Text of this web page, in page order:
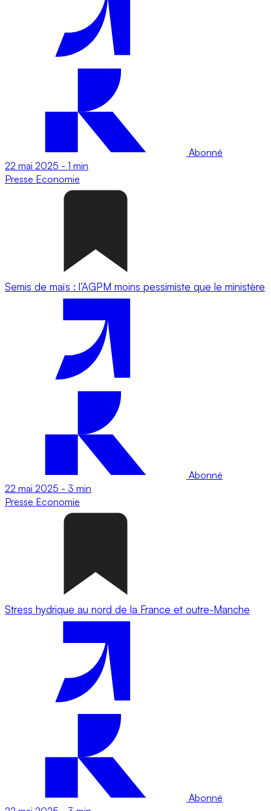
Abonné
22 mai 2025 - 1 min
Presse Economie
Semis de maïs : l’AGPM moins pessimiste que le ministère
Abonné
22 mai 2025 - 3 min
Presse Economie
Stress hydrique au nord de la France et outre-Manche
Abonné